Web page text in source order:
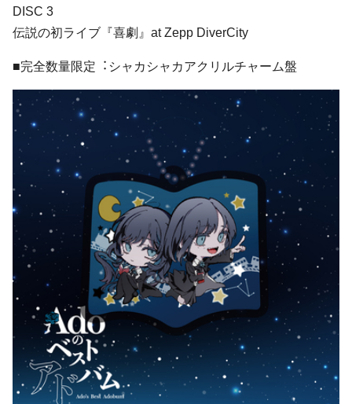
DISC 3
伝説の初ライブ『喜劇』at Zepp DiverCity
■完全数量限定︓シャカシャカアクリルチャーム盤